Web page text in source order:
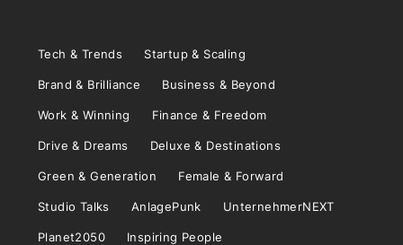
Tech & Trends Startup & Scaling
Brand & Brilliance Business & Beyond
Work & Winning Finance & Freedom
Drive & Dreams Deluxe & Destinations
Green & Generation Female & Forward
Studio Talks AnlagePunk UnternehmerNEXT
Planet2050 Inspiring People